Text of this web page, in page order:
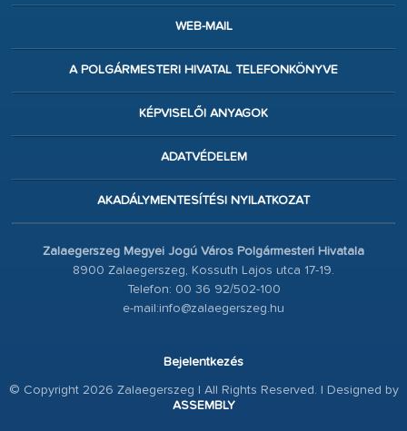
WEB-MAIL
A POLGÁRMESTERI HIVATAL TELEFONKÖNYVE
KÉPVISELŐI ANYAGOK
ADATVÉDELEM
AKADÁLYMENTESÍTÉSI NYILATKOZAT
Zalaegerszeg Megyei Jogú Város Polgármesteri Hivatala
8900 Zalaegerszeg, Kossuth Lajos utca 17-19.
Telefon: 00 36 92/502-100
e-mail:info@zalaegerszeg.hu
Bejelentkezés
© Copyright 2026 Zalaegerszeg | All Rights Reserved. | Designed by
ASSEMBLY